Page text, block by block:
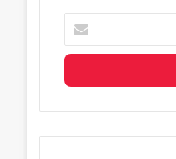
votre
adresse
mail